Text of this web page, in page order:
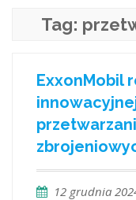
Tag:
ExxonMobil
12 grudnia